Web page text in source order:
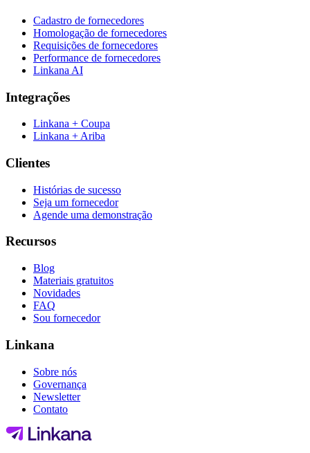
Cadastro de fornecedores
Homologação de fornecedores
Requisições de fornecedores
Performance de fornecedores
Linkana AI
Integrações
Linkana + Coupa
Linkana + Ariba
Clientes
Histórias de sucesso
Seja um fornecedor
Agende uma demonstração
Recursos
Blog
Materiais gratuitos
Novidades
FAQ
Sou fornecedor
Linkana
Sobre nós
Governança
Newsletter
Contato